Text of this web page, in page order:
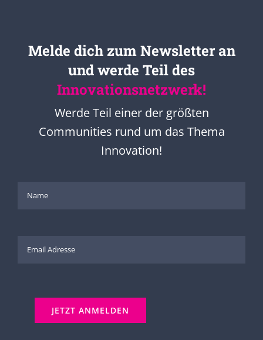
Melde dich zum Newsletter an
und werde Teil des
Innovationsnetzwerk!
Werde Teil einer der größten
Communities rund um das Thema
Innovation!